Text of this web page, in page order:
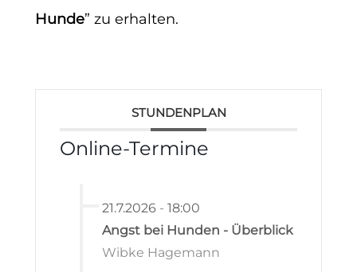
Hunde” zu erhalten.
STUNDENPLAN
Online-Termine
21.7.2026 - 18:00
Angst bei Hunden - Überblick
Wibke Hagemann